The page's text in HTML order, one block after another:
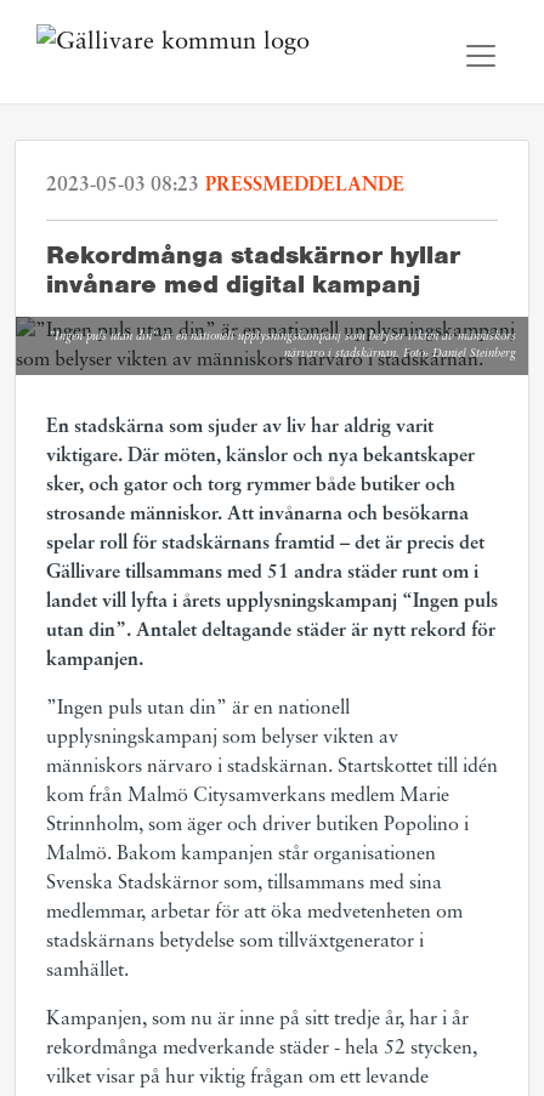
2023-05-03 08:23 PRESSMEDDELANDE
Rekordmånga stadskärnor hyllar
invånare med digital kampanj
”Ingen puls utan din” är en nationell upplysningskampanj som belyser vikten av människors
närvaro i stadskärnan. Foto: Daniel Steinberg
En stadskärna som sjuder av liv har aldrig varit
viktigare. Där möten, känslor och nya bekantskaper
sker, och gator och torg rymmer både butiker och
strosande människor. Att invånarna och besökarna
spelar roll för stadskärnans framtid – det är precis det
Gällivare tillsammans med 51 andra städer runt om i
landet vill lyfta i årets upplysningskampanj “Ingen puls
utan din”. Antalet deltagande städer är nytt rekord för
kampanjen.
”Ingen puls utan din” är en nationell
upplysningskampanj som belyser vikten av
människors närvaro i stadskärnan. Startskottet till idén
kom från Malmö Citysamverkans medlem Marie
Strinnholm, som äger och driver butiken Popolino i
Malmö. Bakom kampanjen står organisationen
Svenska Stadskärnor som, tillsammans med sina
medlemmar, arbetar för att öka medvetenheten om
stadskärnans betydelse som tillväxtgenerator i
samhället.
Kampanjen, som nu är inne på sitt tredje år, har i år
rekordmånga medverkande städer - hela 52 stycken,
vilket visar på hur viktig frågan om ett levande